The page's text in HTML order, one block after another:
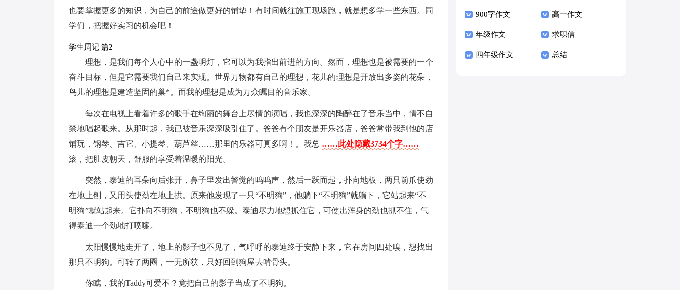
也要掌握更多的知识，为自己的前途做更好的铺垫！有时间就往施工现场跑，就是想多学一些东西。同
学们，把握好实习的机会吧！
学生周记 篇2
理想，是我们每个人心中的一盏明灯，它可以为我指出前进的方向。然而，理想也是被需要的一个
奋斗目标，但是它需要我们自己来实现。世界万物都有自己的理想，花儿的理想是开放出多姿的花朵，
鸟儿的理想是建造坚固的巢*。而我的理想是成为万众瞩目的音乐家。
每次在电视上看着许多的歌手在绚丽的舞台上尽情的演唱，我也深深的陶醉在了音乐当中，情不自
禁地唱起歌来。从那时起，我已被音乐深深吸引住了。爸爸有个朋友是开乐器店，爸爸常带我到他的店
铺玩，钢琴、吉它、小提琴、葫芦丝……那里的乐器可真多啊！。我总 ……此处隐藏3734个字……
滚，把肚皮朝天，舒服的享受着温暖的阳光。
突然，泰迪的耳朵向后张开，鼻子里发出警觉的呜呜声，然后一跃而起，扑向地板，两只前爪使劲
在地上刨，又用头使劲在地上拱。原来他发现了一只“不明狗”，他躺下“不明狗”就躺下，它站起来“不
明狗”就站起来。它扑向不明狗，不明狗也不躲。泰迪尽力地想抓住它，可使出浑身的劲也抓不住，气
得泰迪一个劲地打喷嚏。
太阳慢慢地走开了，地上的影子也不见了，气呼呼的泰迪终于安静下来，它在房间四处嗅，想找出
那只不明狗。可转了两圈，一无所获，只好回到狗屋去啃骨头。
你瞧，我的Taddy可爱不？竟把自己的影子当成了不明狗。
900字作文 高一作文
年级作文 求职信
四年级作文 总结